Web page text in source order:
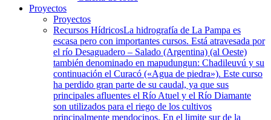
Proyectos
Proyectos
Recursos HídricosLa hidrografía de La Pampa es
escasa pero con importantes cursos. Está atravesada por
el río Desaguadero – Salado (Argentina) (al Oeste)
también denominado en mapudungun: Chadileuvú y su
continuación el Curacó («Agua de piedra»). Este curso
ha perdido gran parte de su caudal, ya que sus
principales afluentes el Río Atuel y el Río Diamante
son utilizados para el riego de los cultivos
principalmente mendocinos. En el limite sur de la